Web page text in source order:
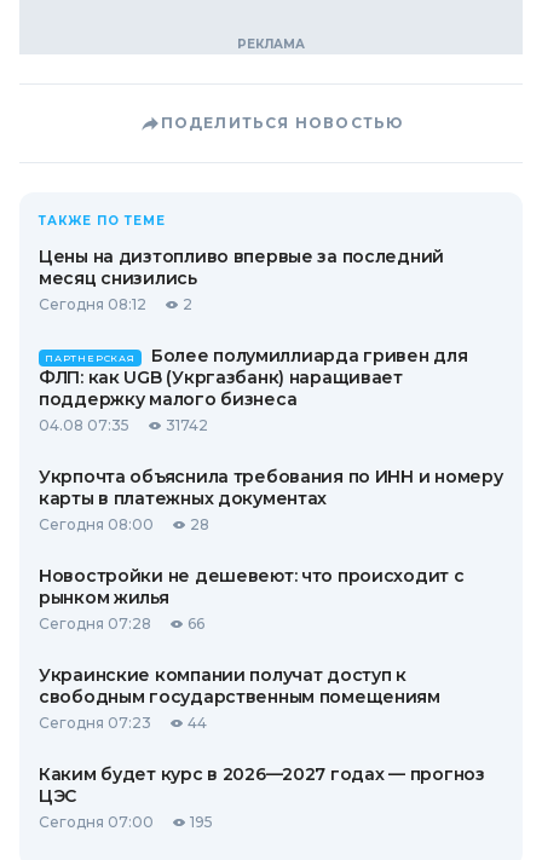
ПОДЕЛИТЬСЯ НОВОСТЬЮ
ТАКЖЕ ПО ТЕМЕ
Цены на дизтопливо впервые за последний
месяц снизились
Сегодня 08:12 2
ПАРТНЕРСКАЯ
Более полумиллиарда гривен для
ФЛП: как UGB (Укргазбанк) наращивает
поддержку малого бизнеса
04.08 07:35 31742
Укрпочта объяснила требования по ИНН и номеру
карты в платежных документах
Сегодня 08:00 28
Новостройки не дешевеют: что происходит с
рынком жилья
Сегодня 07:28 66
Украинские компании получат доступ к
свободным государственным помещениям
Сегодня 07:23 44
Каким будет курс в 2026—2027 годах — прогноз
ЦЭС
Сегодня 07:00 195